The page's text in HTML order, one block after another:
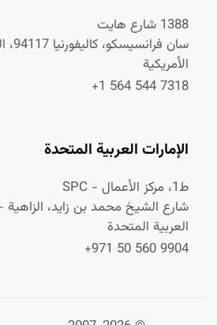
1388 شارع هايت
سان
الأمريكية
+1 564 544 7318
الإمارات العربية المتحدة
ط1، مركز الأعمال - SPC
شارع الشيخ محمد بن زايد، الزاهية -
العربية المتحدة
+971 50 560 9904